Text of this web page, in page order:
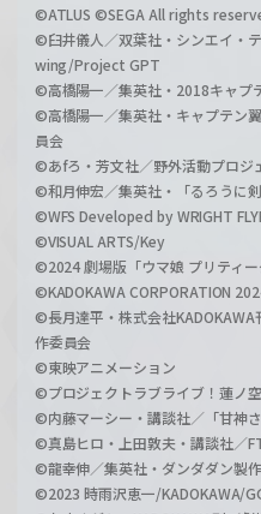
©ATLUS ©SEGA All rights
©臼井儀人／双葉社・シンエイ・
wing/Project GPT
©高橋陽一／集英社・2018キャプ
©高橋陽一／集英社・キャプテン
員会
©あfろ・芳文社／野外活動プロジ
©和月伸宏／集英社・「るろうに
©WFS Developed by WRIGHT
©VISUAL ARTS/Key
©2024 劇場版「ウマ娘 プリティ
©KADOKAWA CORPORATION
©長月達平・株式会社
作委員会
©東映アニメーション
©プロジェクトラブライブ！蓮ノ
©内藤マーシー・講談社／「甘神
©真島ヒロ・上田敦夫・講談社／
©龍幸伸／集英社・ダンダダン製
©2023 時雨沢恵一/KADOKAWA/